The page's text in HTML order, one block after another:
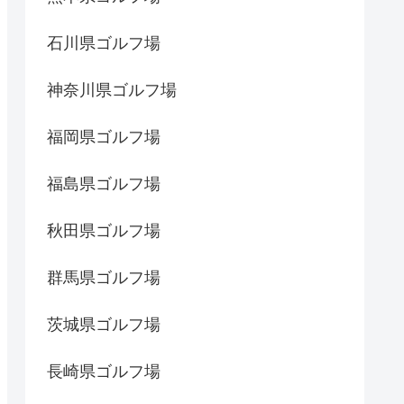
石川県ゴルフ場
神奈川県ゴルフ場
福岡県ゴルフ場
福島県ゴルフ場
秋田県ゴルフ場
群馬県ゴルフ場
茨城県ゴルフ場
長崎県ゴルフ場